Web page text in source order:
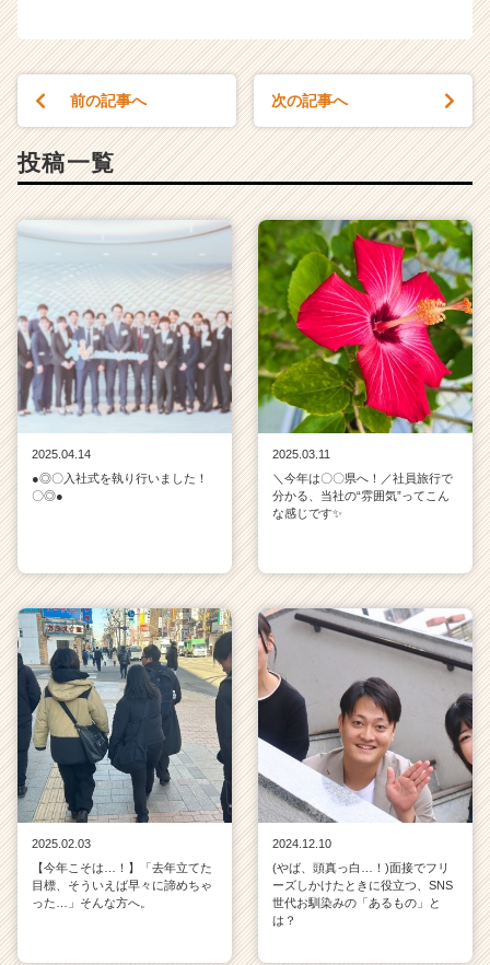
r）
前の記事へ 次の記事へ
投稿一覧
2025.04.14
●◎〇入社式を執り行いました！
〇◎●
2025.03.11
＼今年は〇〇県へ！／社員旅行で
分かる、当社の“雰囲気”ってこん
な感じです✨
2025.02.03
【今年こそは…！】「去年立てた
目標、そういえば早々に諦めちゃ
った…」そんな方へ。
2024.12.10
(やば、頭真っ白…！)面接でフリ
ーズしかけたときに役立つ、SNS
世代お馴染みの「あるもの」と
は？